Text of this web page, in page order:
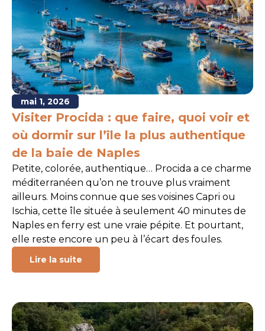
mai 1, 2026
Visiter Procida : que faire, quoi voir et
où dormir sur l’île la plus authentique
de la baie de Naples
Petite, colorée, authentique… Procida a ce charme
méditerranéen qu’on ne trouve plus vraiment
ailleurs. Moins connue que ses voisines Capri ou
Ischia, cette île située à seulement 40 minutes de
Naples en ferry est une vraie pépite. Et pourtant,
elle reste encore un peu à l’écart des foules.
Lire la suite